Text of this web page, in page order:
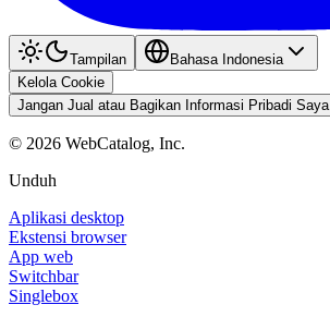
Tampilan
Bahasa Indonesia
Kelola Cookie
Jangan Jual atau Bagikan Informasi Pribadi Saya
© 2026 WebCatalog, Inc.
Unduh
Aplikasi desktop
Ekstensi browser
App web
Switchbar
Singlebox